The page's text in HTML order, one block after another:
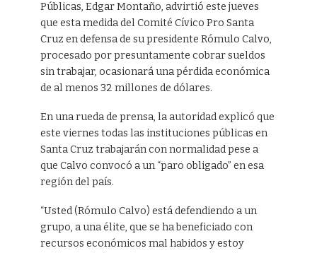
Públicas, Edgar Montaño, advirtió este jueves
que esta medida del Comité Cívico Pro Santa
Cruz en defensa de su presidente Rómulo Calvo,
procesado por presuntamente cobrar sueldos
sin trabajar, ocasionará una pérdida económica
de al menos 32 millones de dólares.
En una rueda de prensa, la autoridad explicó que
este viernes todas las instituciones públicas en
Santa Cruz trabajarán con normalidad pese a
que Calvo convocó a un “paro obligado” en esa
región del país.
“Usted (Rómulo Calvo) está defendiendo a un
grupo, a una élite, que se ha beneficiado con
recursos económicos mal habidos y estoy